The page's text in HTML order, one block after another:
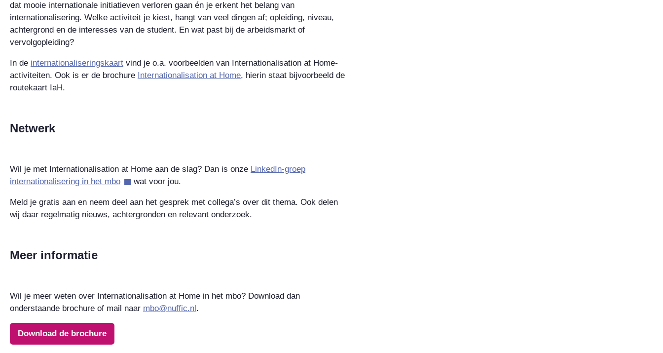
dat mooie internationale initiatieven verloren gaan én je erkent het belang van
internationalisering. Welke activiteit je kiest, hangt van veel dingen af; opleiding, niveau,
achtergrond en de interesses van de student. En wat past bij de arbeidsmarkt of
vervolgopleiding?
In de internationaliseringskaart vind je o.a. voorbeelden van Internationalisation at Home-
activiteiten. Ook is er de brochure Internationalisation at Home, hierin staat bijvoorbeeld de
routekaart IaH.
Netwerk
Wil je met Internationalisation at Home aan de slag? Dan is onze LinkedIn-groep
internationalisering in het mbo
wat voor jou.
Meld je gratis aan en neem deel aan het gesprek met collega’s over dit thema. Ook delen
wij daar regelmatig nieuws, achtergronden en relevant onderzoek.
Meer informatie
Wil je meer weten over Internationalisation at Home in het mbo? Download dan
onderstaande brochure of mail naar mbo@nuffic.nl.
Download de brochure